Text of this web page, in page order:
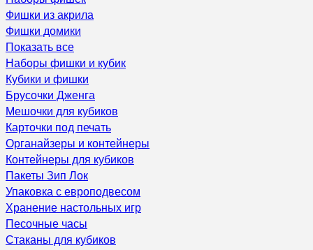
Фишки из акрила
Фишки домики
Показать все
Наборы фишки и кубик
Кубики и фишки
Брусочки Дженга
Мешочки для кубиков
Карточки под печать
Органайзеры и контейнеры
Контейнеры для кубиков
Пакеты Зип Лок
Упаковка с европодвесом
Хранение настольных игр
Песочные часы
Стаканы для кубиков